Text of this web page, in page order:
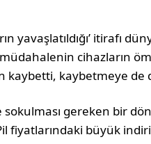
yavaşlatıldığı’ itirafı
müdahalenin cihazların
kaybetti, kaybetmeye
gereken bir
fiyatlarındaki büyük